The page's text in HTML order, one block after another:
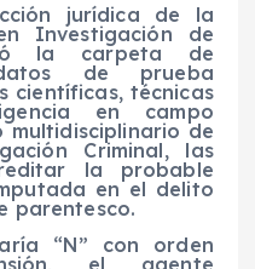
jurídica de la
Investigación de
la carpeta de
de prueba
científicas, técnicas
en campo
multidisciplinario de
Criminal, las
la probable
en el delito
parentesco.
“N” con orden
el agente